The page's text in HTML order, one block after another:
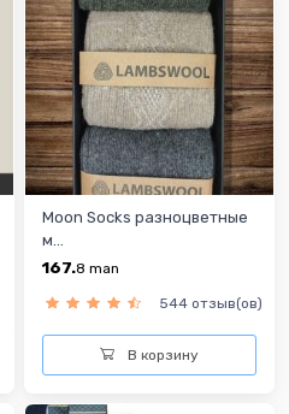
Moon Socks разноцветные
м...
167.8 man
544 отзыв(ов)
В корзину